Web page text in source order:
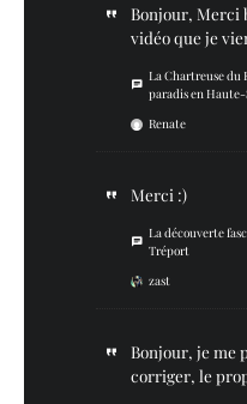
Bonjour, Merci
vidéo que je
La Chartreuse du
paradis en Haute-
Renate
Merci :)
La découverte
Tréport
zast
Bonjour, je me
corriger, le